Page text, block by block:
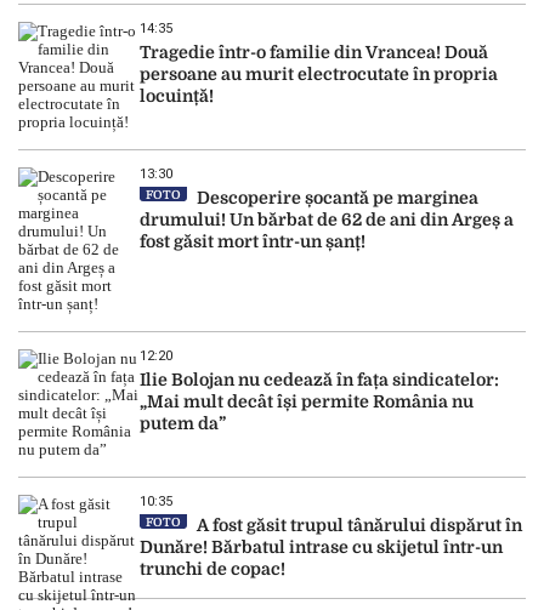
14:35
Tragedie într-o familie din Vrancea! Două
persoane au murit electrocutate în propria
locuință!
13:30
FOTO
Descoperire șocantă pe marginea
drumului! Un bărbat de 62 de ani din Argeș a
fost găsit mort într-un șanț!
12:20
Ilie Bolojan nu cedează în fața sindicatelor:
„Mai mult decât își permite România nu
putem da”
10:35
FOTO
A fost găsit trupul tânărului dispărut în
Dunăre! Bărbatul intrase cu skijetul într-un
trunchi de copac!